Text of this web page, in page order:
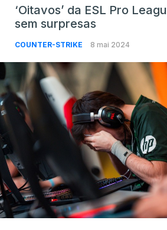
‘Oitavos’ da ESL Pro
sem surpresas
COUNTER-STRIKE 8 mai 2024